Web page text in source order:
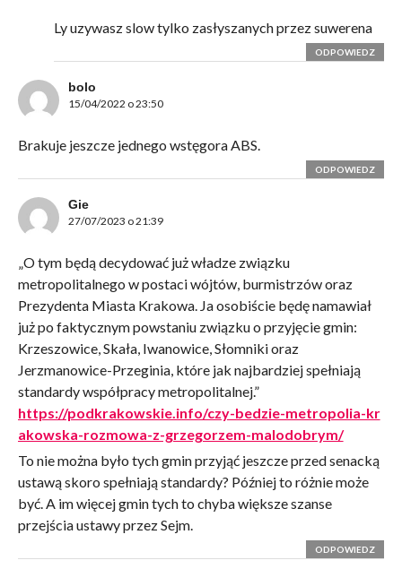
Ly uzywasz slow tylko zasłyszanych przez suwerena
ODPOWIEDZ
bolo
15/04/2022 o 23:50
Brakuje jeszcze jednego wstęgora ABS.
ODPOWIEDZ
Gie
27/07/2023 o 21:39
„O tym będą decydować już władze związku
metropolitalnego w postaci wójtów, burmistrzów oraz
Prezydenta Miasta Krakowa. Ja osobiście będę namawiał
już po faktycznym powstaniu związku o przyjęcie gmin:
Krzeszowice, Skała, Iwanowice, Słomniki oraz
Jerzmanowice-Przeginia, które jak najbardziej spełniają
standardy współpracy metropolitalnej.”
https://podkrakowskie.info/czy-bedzie-metropolia-kr
akowska-rozmowa-z-grzegorzem-malodobrym/
To nie można było tych gmin przyjąć jeszcze przed senacką
ustawą skoro spełniają standardy? Później to różnie może
być. A im więcej gmin tych to chyba większe szanse
przejścia ustawy przez Sejm.
ODPOWIEDZ